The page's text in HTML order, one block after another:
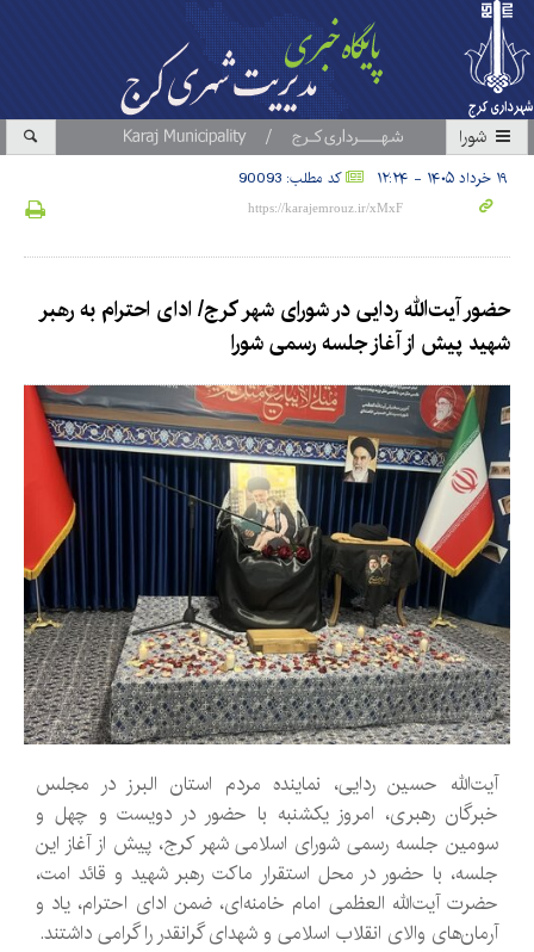
شورا
۱۹ خرداد ۱۴۰۵ - ۱۲:۲۴ کد مطلب: 90093
حضور آیت‌الله ردایی در شورای شهر کرج/ ادای احترام به رهبر
شهید پیش از آغاز جلسه رسمی شورا
آیت‌الله حسین ردایی، نماینده مردم استان البرز در مجلس
خبرگان رهبری، امروز یکشنبه با حضور در دویست و چهل و
سومین جلسه رسمی شورای اسلامی شهر کرج، پیش از آغاز این
جلسه، با حضور در محل استقرار ماکت رهبر شهید و قائد امت،
حضرت آیت‌الله العظمی امام خامنه‌ای، ضمن ادای احترام، یاد و
آرمان‌های والای انقلاب اسلامی و شهدای گرانقدر را گرامی داشتند.